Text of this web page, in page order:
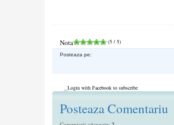
Nota (5 / 5)
Posteaza pe:
Login with Facebook to subscribe
Posteaza Comentariu